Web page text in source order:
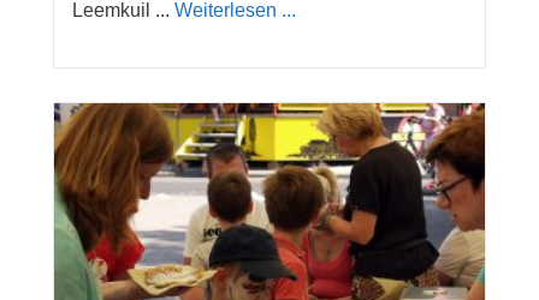
Leemkuil ... Weiterlesen ...